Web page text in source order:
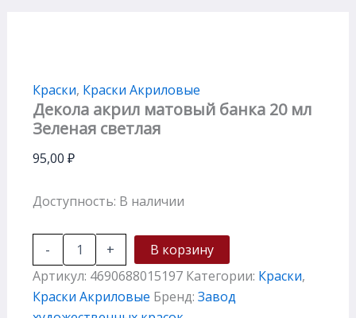
Краски, Краски Акриловые
Декола акрил матовый банка 20 мл
Зеленая светлая
95,00 ₽
Доступность: В наличии
- +
В корзину
Артикул: 4690688015197 Категории: Краски,
Краски Акриловые Бренд: Завод